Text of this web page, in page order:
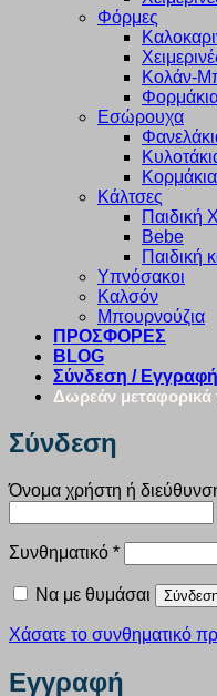
Φόρμες
Κολάν-
Εσώρουχα
Κάλτσες
Παιδική
Bebe
Παιδική
Υπνόσακοι
Καλσόν
Μπουρνούζια
ΠΡΟΣΦΟΡΕΣ
BLOG
Σύνδεση / Εγγραφή
Δωρεάν μεταφορικά
Σύνδεση
Όνομα χρήστη ή
Συνθηματικό *Απαιτείται
Να με θυμάσαι
Χάσατε το συνθηματικό
Εγγραφή